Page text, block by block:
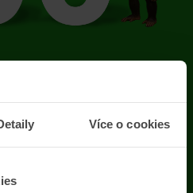
Více o cookies
se vyskytla